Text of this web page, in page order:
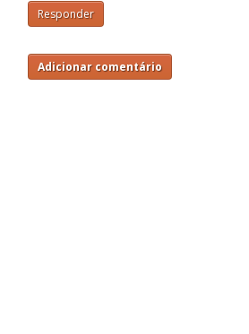
Responder
Adicionar comentário